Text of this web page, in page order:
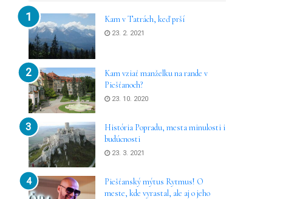
Kam v Tatrách, keď prší
23. 2. 2021
Kam vziať manželku na rande v
Piešťanoch?
23. 10. 2020
História Popradu, mesta minulosti i
budúcnosti
23. 3. 2021
Piešťanský mýtus Rytmus! O
meste, kde vyrastal, ale aj o jeho